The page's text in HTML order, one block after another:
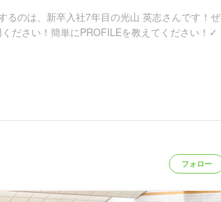
るのは、新卒入社7年目の光山 英志さんです！ぜ
ださい！簡単にPROFILEを教えてください！✓
フォロー